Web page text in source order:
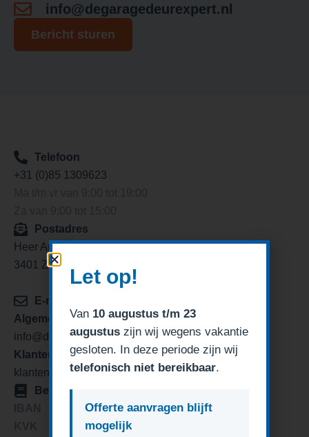
info@degaragedeurexpert.nl
Bericht sturen
Telefoon
+31 (0)85 1309623
Postadres
Heer Arendstraat 11
3401 ZP IJsselstein
E-mail
Algemeen/verkoop
info@degaragedeurexpert.nl
Klantenservice
klantenservice@degaragedeurexpert.nl
Bedrijfsgegevens
NL84KNAB0259813281
76488977
Let op!
Van 10 augustus t/m 23
augustus zijn wij wegens vakantie
gesloten. In deze periode zijn wij
telefonisch niet bereikbaar.
Offerte aanvragen blijft
mogelijk